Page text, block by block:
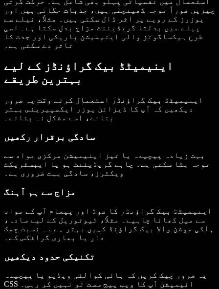
چیزیں فوراً توجہ کھینچتی ہیں، جذبات جگاتی ہیں اور
یوزرز کے رویے پر اثر ڈال سکتی ہیں۔ مثلاً، نیلے سے
پیلے میں بدلتا گریڈیئنٹ مزاج بدل سکتا ہے۔ اسی
طرح ہیکساگونز والی اینیمیشن باریکی اور جدت کا
تاثر دے سکتی ہے۔
اینیمیٹڈ بیک گراؤنڈز کے لیے
بہترین طریقے
اینیمیٹڈ بیک گراؤنڈز استعمال کرتے وقت یہ ضرور
دیکھیں کہ آپ کا ڈیزائن یوزر ایکسپیرینس بہتر
بنائے، اسے مشکل نہ بنائے۔
سادگی برقرار رکھیں
بہت زیادہ پیچیدہ یا تیز اینیمیشن مرکزی مواد سے
توجہ ہٹا سکتی ہے۔ چاہے گریڈیئنٹ ہو یا ایبسٹریکٹ
ویکٹرز، سادگی بہت ضروری ہے۔
مزاج سے ہم آہنگ
اینیمیٹڈ بیک گراؤنڈز کا موڈ اور پیغام آپ کے مواد
سے میل کھانا چاہیے۔ مثلاً، ٹیوٹوریل کے لیے سادہ،
ہلکی موشن والا بیک گراؤنڈ کہیں بہتر ہے بہ نسبت چمک
دار یا بھاری گرافکس کے۔
تکنیکی حدود دیکھیں
یہ ضرور چیک کریں کہ ہائی کوالٹی ویڈیو یا پیچیدہ
CSS انیمیشن آپ کا ویب پیج سست تو نہیں کر رہی۔